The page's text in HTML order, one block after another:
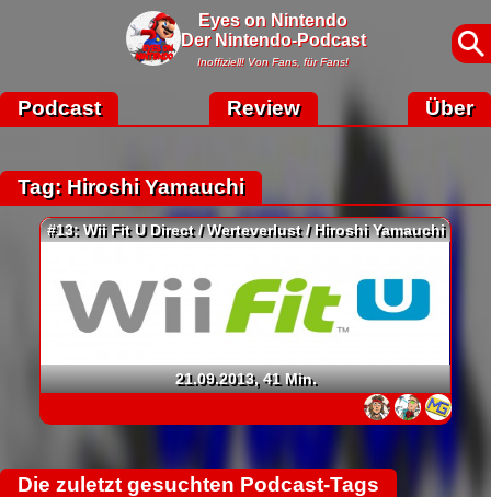
Eyes on Nintendo
Der Nintendo-Podcast
Inoffiziell! Von Fans, für Fans!
Podcast Review Über
Tag: Hiroshi Yamauchi
#13: Wii Fit U Direct / Werteverlust / Hiroshi Yamauchi
21.09.2013, 41 Min.
Die zuletzt gesuchten Podcast-Tags